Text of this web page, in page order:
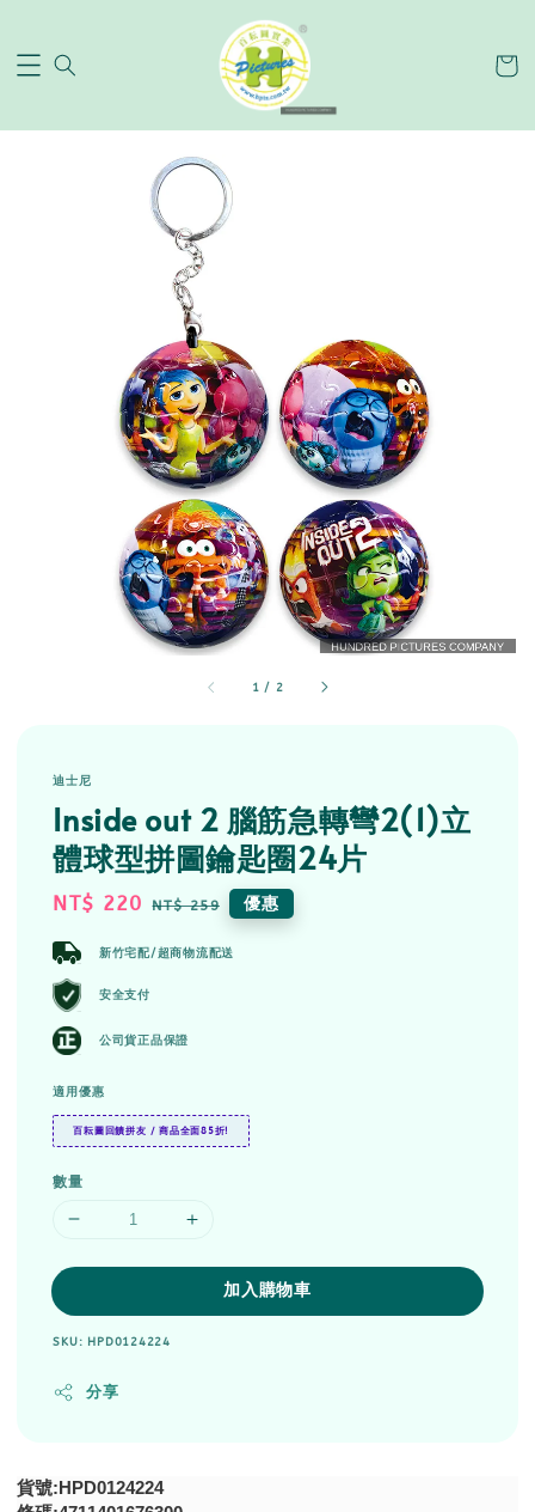
1 / 2
迪士尼
Inside out 2 腦筋急轉彎2(1)立
體球型拼圖鑰匙圈24片
Sale
NT$ 220 Regular
NT$ 259 優惠
新竹宅配/超商物流配送
安全支付
公司貨正品保證
適用優惠
百耘圖回饋拼友 / 商品全面85折!
數量
加入購物車
SKU: HPD0124224
分享
貨號:HPD0124224